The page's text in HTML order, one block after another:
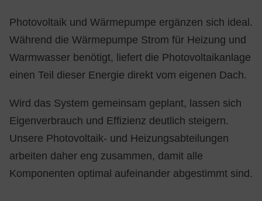
Photovoltaik und Wärmepumpe ergänzen sich ideal.
Während die Wärmepumpe Strom für Heizung und
Warmwasser benötigt, liefert die Photovoltaikanlage
einen Teil dieser Energie direkt vom eigenen Dach.
Wird das System gemeinsam geplant, lassen sich
Eigenverbrauch und Effizienz deutlich steigern.
Unsere Photovoltaik- und Heizungsabteilungen
arbeiten daher eng zusammen, damit alle
Komponenten optimal aufeinander abgestimmt sind.